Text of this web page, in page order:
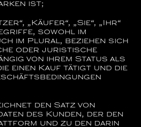
ist;
„Käufer“, „Sie“, „Ihr“
sowohl im
im Plural, beziehen sich
oder juristische
von ihrem Status als
einen Kauf tätigt und die
den Satz von
des Kunden, der den
und zu den darin